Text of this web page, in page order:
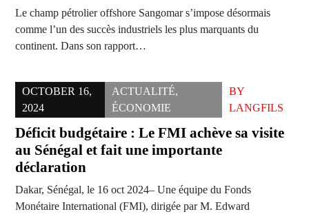
Le champ pétrolier offshore Sangomar s’impose désormais
comme l’un des succès industriels les plus marquants du
continent. Dans son rapport…
OCTOBER 16,
2024
ACTUALITÉ,
ÉCONOMIE
BY
LANGFILS
Déficit budgétaire : Le FMI achève sa visite
au Sénégal et fait une importante
déclaration
Dakar, Sénégal, le 16 oct 2024– Une équipe du Fonds
Monétaire International (FMI), dirigée par M. Edward